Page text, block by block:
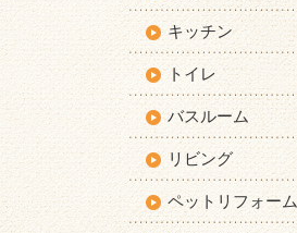
キッチン
トイレ
バスルーム
リビング
ペットリフォーム